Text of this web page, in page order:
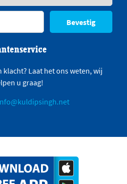
Bevestig
klacht? Laat het ons weten, wij
u graag!